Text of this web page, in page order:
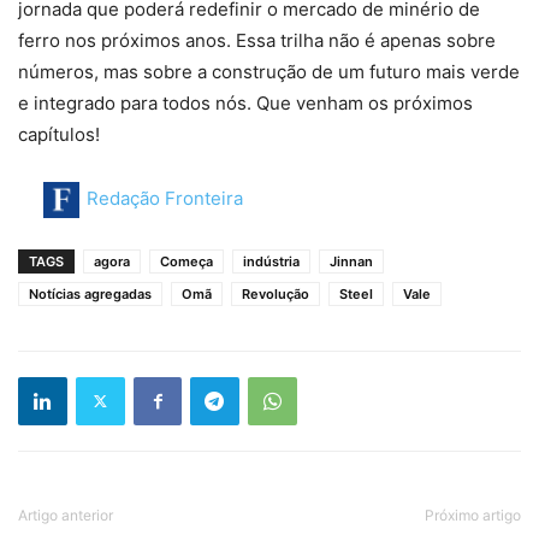
jornada que poderá redefinir o mercado de minério de
ferro nos próximos anos. Essa trilha não é apenas sobre
números, mas sobre a construção de um futuro mais verde
e integrado para todos nós. Que venham os próximos
capítulos!
Redação Fronteira
TAGS agora Começa indústria
Jinnan
Notícias agregadas
Omã Revolução Steel Vale
Artigo anterior Próximo artigo